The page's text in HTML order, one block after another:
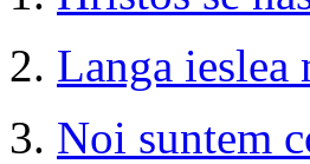
2. Langa ieslea
3. Noi suntem